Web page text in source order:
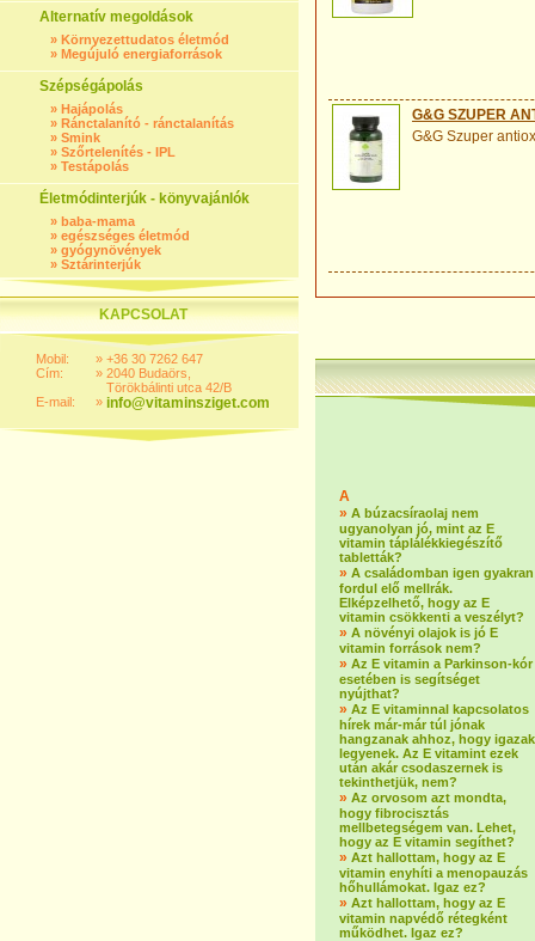
Alternatív megoldások
» Környezettudatos életmód
» Megújuló energiaforrások
Szépségápolás
» Hajápolás
» Ránctalanító - ránctalanítás
» Smink
» Szőrtelenítés - IPL
» Testápolás
Életmódinterjúk - könyvajánlók
» baba-mama
» egészséges életmód
» gyógynövények
» Sztárinterjúk
KAPCSOLAT
Mobil:
Cím:
E-mail:
»
»
»
+36 30 7262 647
2040 Budaörs,
Törökbálinti utca 42/B
info@vitaminsziget.com
G&G SZUPER
G&G Szuper
A
» A búzacsíraolaj nem
ugyanolyan jó, mint az E
vitamin táplálékkiegészítő
tabletták?
» A családomban igen gyakran
fordul elő mellrák.
Elképzelhető, hogy az E
vitamin csökkenti a veszélyt?
» A növényi olajok is jó E
vitamin források nem?
» Az E vitamin a Parkinson-kór
esetében is segítséget
nyújthat?
» Az E vitaminnal kapcsolatos
hírek már-már túl jónak
hangzanak ahhoz, hogy igazak
legyenek. Az E vitamint ezek
után akár csodaszernek is
tekinthetjük, nem?
» Az orvosom azt mondta,
hogy fibrocisztás
mellbetegségem van. Lehet,
hogy az E vitamin segíthet?
» Azt hallottam, hogy az E
vitamin enyhíti a menopauzás
hőhullámokat. Igaz ez?
» Azt hallottam, hogy az E
vitamin napvédő rétegként
működhet. Igaz ez?